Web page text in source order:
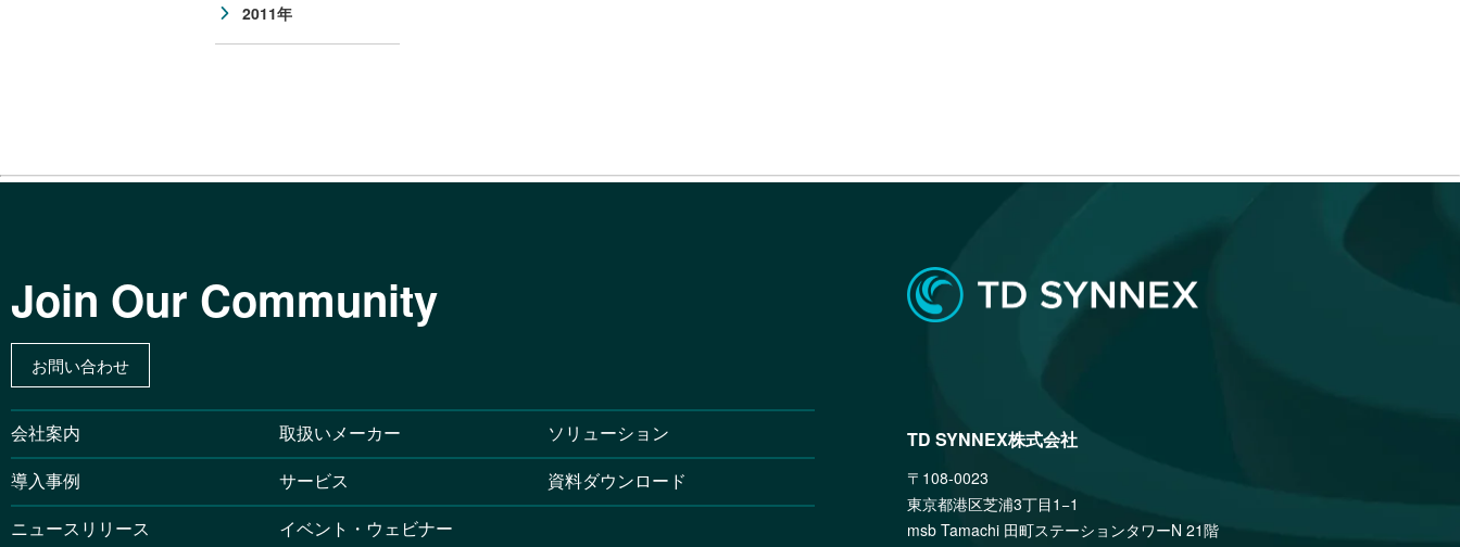
2011年
Join Our Community
お問い合わせ
会社案内 取扱いメーカー
ソリューション
導入事例
サービス
資料ダウンロード
ニュースリリース
イベント・ウェビナー
TD SYNNEX株式会社
〒108-0023
東京都港区芝浦3丁目1−1
msb Tamachi 田町ステーションタワーN 21階